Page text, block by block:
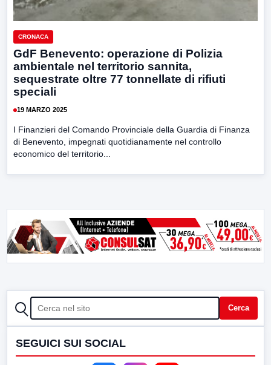
CRONACA
GdF Benevento: operazione di Polizia
ambientale nel territorio sannita,
sequestrate oltre 77 tonnellate di rifiuti
speciali
19 MARZO 2025
I Finanzieri del Comando Provinciale della Guardia di Finanza
di Benevento, impegnati quotidianamente nel controllo
economico del territorio...
CERCA Cerca
SEGUICI SUI SOCIAL